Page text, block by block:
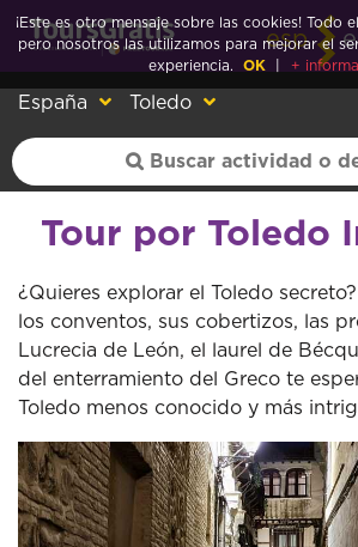
esp
España Toledo
Tour por Toledo
¿Quieres explorar el Toledo
los conventos, sus cobertizos, las
Lucrecia de León, el laurel de
del enterramiento del Greco te
Toledo menos conocido y más
¡Este es otro mensaje sobre las cookies! Todo
pero nosotros las utilizamos para mejorar el
experiencia.
OK +